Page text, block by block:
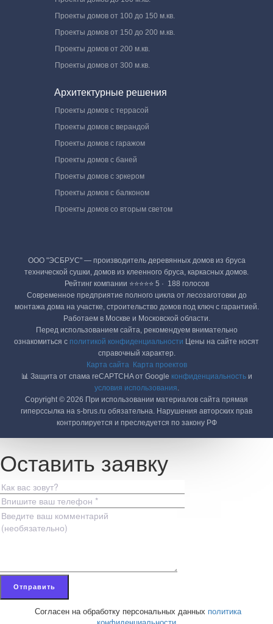
Проекты домов от 100 до 150 м.кв.
Проекты домов от 150 до 200 м.кв.
Проекты домов от 200 м.кв.
Проекты домов от 300 м.кв.
Архитектурные решения
Проекты домов с террасой
Проекты домов с верандой
Проекты домов с гаражом
Проекты домов с баней
Проекты домов с эркером
Проекты домов с балконом
Проекты домов со вторым светом
ООО "ЭСБРУС" — производитель деревянных домов из бруса
технической сушки, домов из клеенного бруса, каркасных домов.
Рейтинг компании ⭐⭐⭐⭐⭐ 5 · ‎ 188 голосов
Современное предприятие полного цикла от лесозаготовки до
монтажа дома на участке, строительство домов под ключ с гарантией.
Работаем в Москве и Московской области.
Перед использованием сайта, рекомендуем внимательно
ознакомиться с политикой конфиденциальности Цены на сайте носят
справочный характер.
Карта сайта
Карта проектов
📊 Защита от спама reCAPTCHA от Google конфиденциальностьи
условия использования.
Copyright © 2026 При использовании материалов сайта прямая
гиперссылка на s-brus.ru обязательна. Нарушения авторских прав
контролируется и преследуется по закону РФ
Оставить заявку
Согласен на обработку персональных данных политика